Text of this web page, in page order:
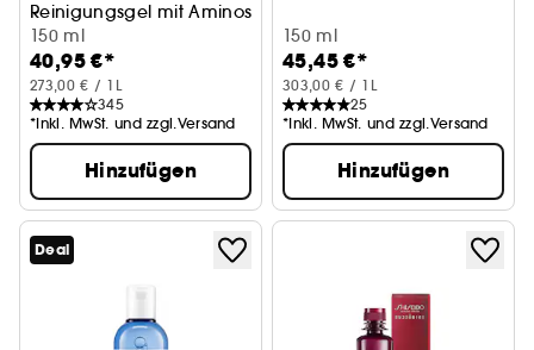
Reinigungsgel mit Aminosäuren
150 ml
40,95 €*
273,00 € / 1L
345
*Inkl. MwSt. und zzgl.Versand
Hinzufügen
150 ml
45,45 €*
303,00 € / 1L
25
*Inkl. MwSt. und zzgl.Versand
Hinzufügen
Deal